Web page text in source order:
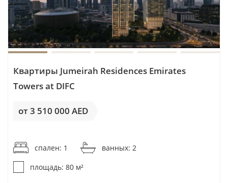
Квартиры Jumeirah Residences Emirates
Towers at DIFC
от 3 510 000 AED
спален: 1
ванных: 2
площадь: 80 м²